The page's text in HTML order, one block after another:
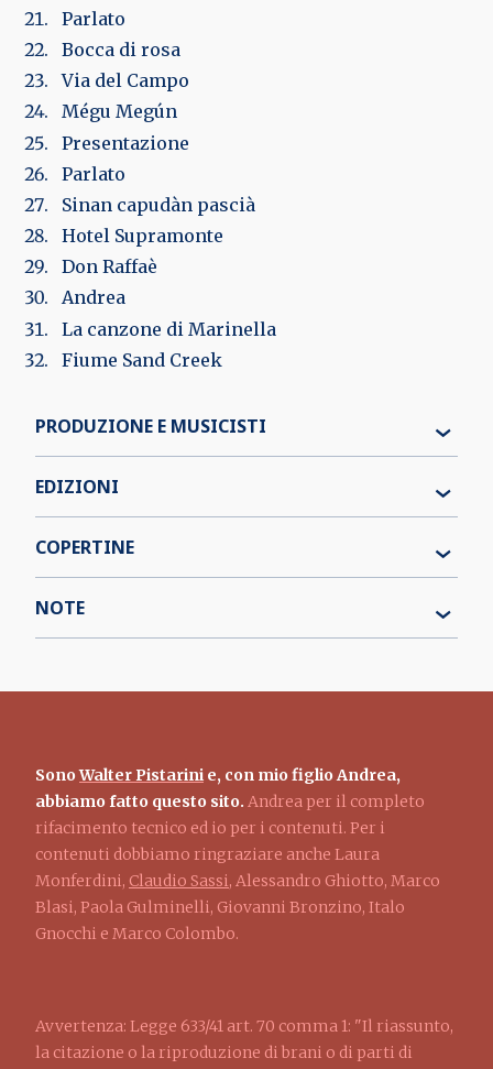
Parlato
Bocca di rosa
Via del Campo
Mégu Megún
Presentazione
Parlato
Sinan capudàn pascià
Hotel Supramonte
Don Raffaè
Andrea
La canzone di Marinella
Fiume Sand Creek
PRODUZIONE E MUSICISTI
EDIZIONI
COPERTINE
NOTE
SonoWalter Pistarini e, con mio figlio Andrea,
abbiamo fatto questo sito. Andrea per il completo
rifacimento tecnico ed io per i contenuti. Per i
contenuti dobbiamo ringraziare anche Laura
Monferdini, Claudio Sassi, Alessandro Ghiotto, Marco
Blasi, Paola Gulminelli, Giovanni Bronzino, Italo
Gnocchi e Marco Colombo.
Avvertenza: Legge 633/41 art. 70 comma 1: "Il riassunto,
la citazione o la riproduzione di brani o di parti di